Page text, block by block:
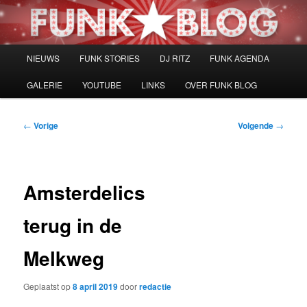
Spring
naar
NIEUWS FUNK STORIES DJ RITZ FUNK AGENDA
GALERIE YOUTUBE LINKS OVER FUNK BLOG
Bericht
← Vorige Volgende →
Amsterdelics
terug in de
Melkweg
Geplaatst op8 april 2019doorredactie